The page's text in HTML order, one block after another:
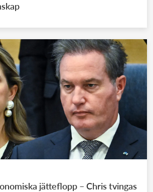
jätteflopp – Chris tvingas